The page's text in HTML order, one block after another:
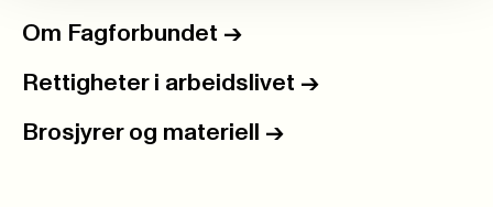
Om Fagforbundet ->
Rettigheter i arbeidslivet ->
Brosjyrer og materiell ->